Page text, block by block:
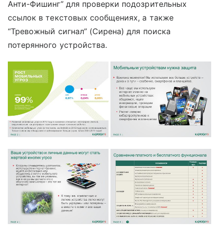
Анти-Фишинг” для проверки подозрительных
ссылок в текстовых сообщениях, а также
“Тревожный сигнал” (Сирена) для поиска
потерянного устройства.